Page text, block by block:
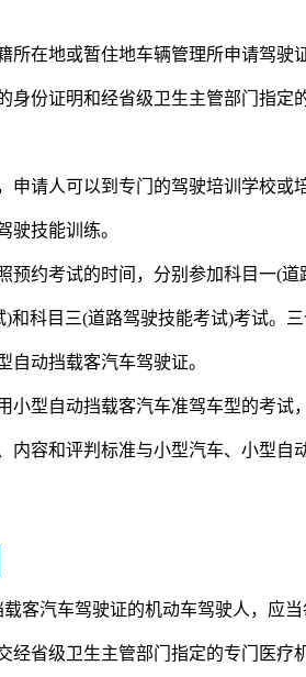
所在地或暂住地车辆管理所申请驾驶
身份证明和经省级卫生主管部门指定
申请人可以到专门的驾驶培训学校或
驶技能训练。
预约考试的时间，分别参加科目一(
和科目三(道路驾驶技能考试)考试。
自动挡载客汽车驾驶证。
小型自动挡载客汽车准驾车型的考试
内容和评判标准与小型汽车、小型自
客汽车驾驶证的机动车驾驶人，应
经省级卫生主管部门指定的专门医疗